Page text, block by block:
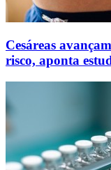
Cesáreas
risco, aponta